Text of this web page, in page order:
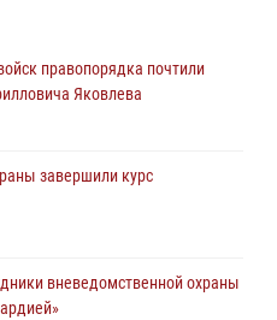
граждан на праздновании
граждан в День Лев-
ВСУ на южном направлении
правопорядка почтили
Яковлева
завершили курс
вневедомственной охраны